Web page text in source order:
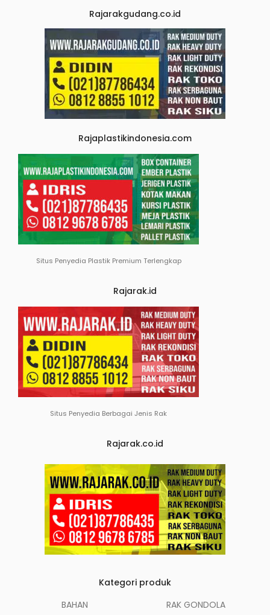
Rajarakgudang.co.id
Rajaplastikindonesia.com
Situs Penyedia Plastik Premium Terlengkap
Rajarak.id
Situs Penyedia Berbagai Jenis Rak
Rajarak.co.id
Kategori produk
BAHAN
RAK GONDOLA